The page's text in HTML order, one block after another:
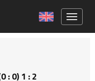
: 0) 1 : 2